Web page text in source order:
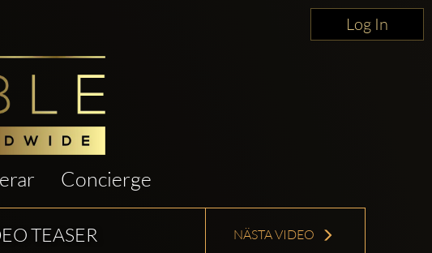
Log In
Concierge
TEASER NÄSTA VIDEO